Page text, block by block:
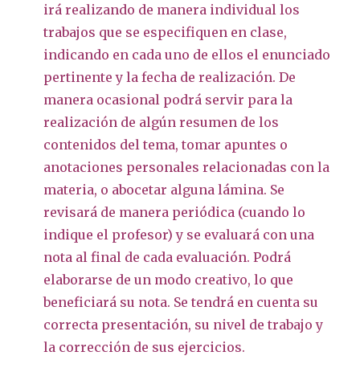
irá realizando de manera individual los
trabajos que se especifiquen en clase,
indicando en cada uno de ellos el enunciado
pertinente y la fecha de realización. De
manera ocasional podrá servir para la
realización de algún resumen de los
contenidos del tema, tomar apuntes o
anotaciones personales relacionadas con la
materia, o abocetar alguna lámina. Se
revisará de manera periódica (cuando lo
indique el profesor) y se evaluará con una
nota al final de cada evaluación. Podrá
elaborarse de un modo creativo, lo que
beneficiará su nota. Se tendrá en cuenta su
correcta presentación, su nivel de trabajo y
la corrección de sus ejercicios.